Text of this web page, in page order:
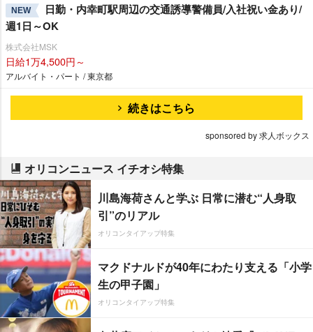
NEW
日勤・内幸町駅周辺の交通誘導警備員/入社祝い金あり/
週1日～OK
株式会社MSK
日給1万4,500円～
アルバイト・パート / 東京都
続きはこちら
sponsored by 求人ボックス
オリコンニュース イチオシ特集
川島海荷さんと学ぶ 日常に潜む“人身取
引”のリアル
オリコンタイアップ特集
マクドナルドが40年にわたり支える「小学
生の甲子園」
オリコンタイアップ特集